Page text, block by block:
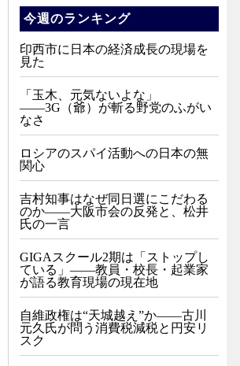
今週のランキング
印西市に日本の経済成長の現場を
見た
「玉木、元気ないよな」
――3G（爺）が斬る野党のふがい
なさ
ロシアのスパイ活動への日本の無
関心
吉村知事はなぜ同日選にこだわる
のか――大阪市会の反発と、松井
氏の一言
GIGAスクール2期は「ストップし
ている」——教員・校長・起業家
が語る教育現場の現在地
自維政権は“天城越え”か――古川
元久氏が問う消費税減税と円安リ
スク